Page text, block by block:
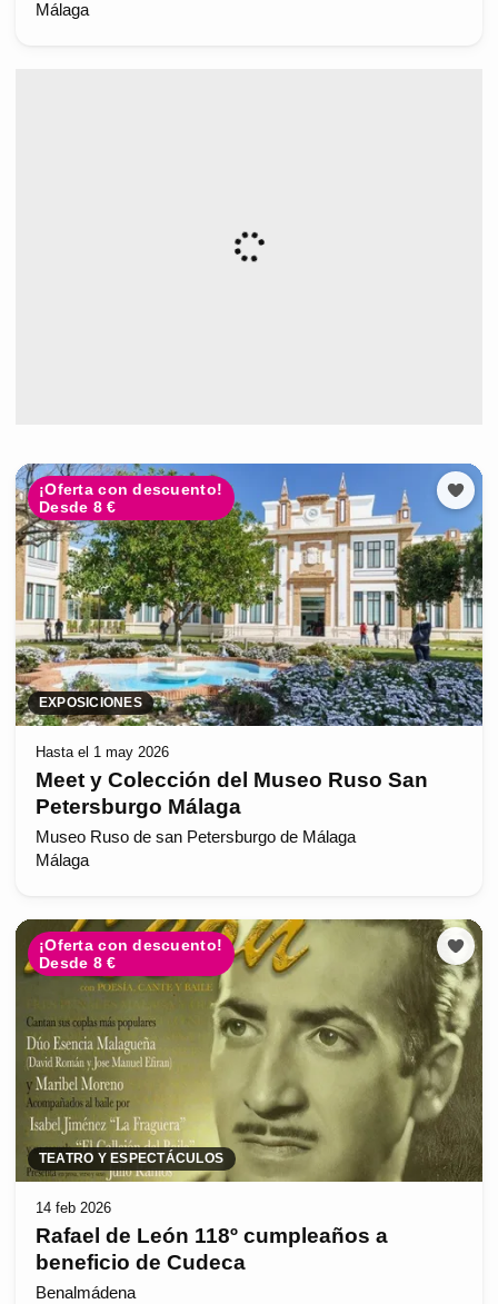
Málaga
¡Oferta con descuento!
Desde 8 €
EXPOSICIONES
Hasta el 1 may 2026
Meet y Colección del Museo Ruso San
Petersburgo Málaga
Museo Ruso de san Petersburgo de Málaga
Málaga
¡Oferta con descuento!
Desde 8 €
TEATRO Y ESPECTÁCULOS
14 feb 2026
Rafael de León 118º cumpleaños a
beneficio de Cudeca
Benalmádena